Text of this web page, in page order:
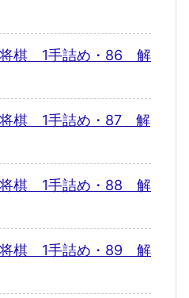
将棋 1手詰め・86 解
将棋 1手詰め・87 解
将棋 1手詰め・88 解
将棋 1手詰め・89 解